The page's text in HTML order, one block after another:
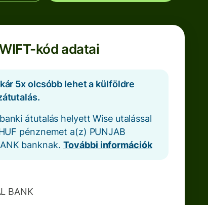
kód adatai
5x olcsóbb lehet a külföldre
átutalás helyett Wise utalással
pénznemet a(z) PUNJAB
banknak. További információk
BANK